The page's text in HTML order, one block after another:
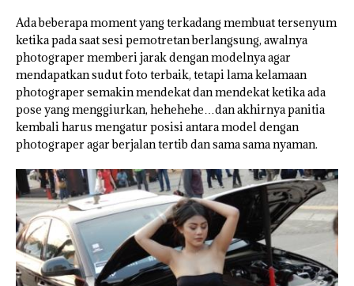
Ada beberapa moment yang terkadang membuat tersenyum
ketika pada saat sesi pemotretan berlangsung, awalnya
photograper memberi jarak dengan modelnya agar
mendapatkan sudut foto terbaik, tetapi lama kelamaan
photograper semakin mendekat dan mendekat ketika ada
pose yang menggiurkan, hehehehe…dan akhirnya panitia
kembali harus mengatur posisi antara model dengan
photograper agar berjalan tertib dan sama sama nyaman.